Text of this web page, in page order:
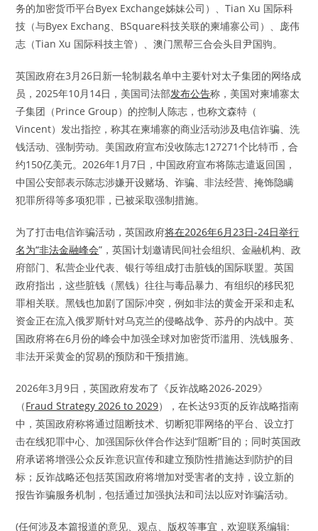
务的加密货币平台Byex Exchange姊妹公司）、Tian Xu 国际科
技（与Byex Exchang、BSquare科技关联的柬埔寨公司）、庞伟
志（Tian Xu 国际科技主管）、澳门黑帮三合会头目尹国驹。
英国政府在3月26日新一轮制裁名单中主要针对太子集团的网络成
员，2025年10月14日，美国司法部发布公告称，美国对柬埔寨太
子集团（Prince Group）的控制人陈志，也称文森特（
Vincent）发出指控，称其在柬埔寨的商业活动涉及电信诈骗、洗
钱活动、强制劳动。美国政府宣布没收陈志127271个比特币，合
约150亿美元。2026年1月7日，中国政府宣布将陈志遣返回国，
中国公安部表示陈志涉嫌开设赌场、诈骗、非法经营、掩饰隐瞒
犯罪所得等多项犯罪，已被采取强制措施。
为了打击电信诈骗活动，英国政府将在2026年6月23日-24日举行
名为“非法金融峰会”，英国计划邀请民间社会组织、金融机构、政
府部门、私营企业代表、银行等组成打击脏钱的国际联盟。英国
政府指出，这些脏钱（黑钱）往往与毒品暴力、有组织的移民犯
罪相关联。黑钱也加剧了国际冲突，例如非法的黄金开采和走私
资金正在流入俄罗斯针对乌克兰的侵略战争、苏丹的内战中。英
国政府将在6月份的峰会中加强全球对加密货币滥用、洗钱服务、
非法开采黄金的贸易的预防和干预措施。
2026年3月9日，英国政府发布了《反诈战略2026-2029》
（Fraud Strategy 2026 to 2029），在长达93页的反诈战略指南
中，英国政府称将通过阻断技术、切断犯罪网络的平台、设立打
击在线犯罪中心、加强国际伙伴合作达到“阻断”目的；同时英国政
府承诺将增强公众反诈意识宣传和建立预防性措施达到防护的目
标；反诈战略还包括英国政府将增加对受害者的支持，设立新的
报告诈骗服务机制，包括通过加强执法和司法以应对诈骗活动。
(任何涉及本篇报道的意见、观点、版权等事宜，欢迎联系编辑: